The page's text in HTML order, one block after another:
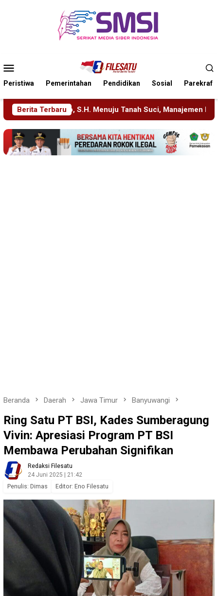
Mobile
Peristiwa Pemerintahan Pendidikan Sosial Parekraf
Berita Terbaru
Suci, Manajemen Pastikan Pelayanan Berita Tetap
Beranda Daerah Jawa Timur Banyuwangi
Ring Satu PT BSI, Kades Sumberagung
Vivin: Apresiasi Program PT BSI
Membawa Perubahan Signifikan
Redaksi Filesatu
24 Juni 2025 | 21:42
Penulis: Dimas Editor: Eno Filesatu